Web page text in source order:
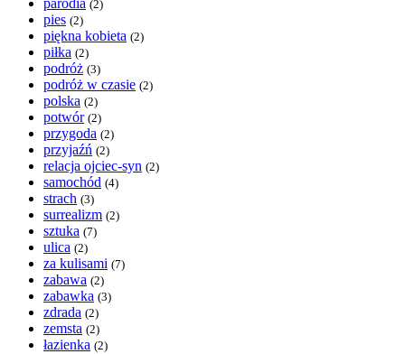
parodia (2)
pies (2)
piękna kobieta (2)
piłka (2)
podróż (3)
podróż w czasie (2)
polska (2)
potwór (2)
przygoda (2)
przyjaźń (2)
relacja ojciec-syn (2)
samochód (4)
strach (3)
surrealizm (2)
sztuka (7)
ulica (2)
za kulisami (7)
zabawa (2)
zabawka (3)
zdrada (2)
zemsta (2)
łazienka (2)